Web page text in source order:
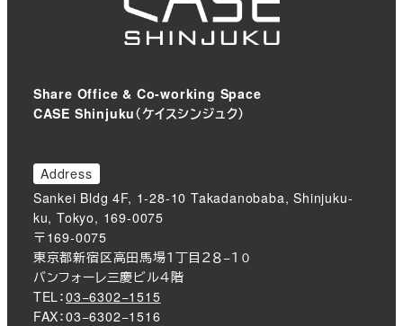
Share Office & Co-working Space
CASE Shinjuku（ケイスシンジュク）
Address
Sankei Bldg 4F, 1-28-10 Takadanobaba, Shinjuku-
ku, Tokyo, 169-0075
〒169-0075
東京都新宿区高田馬場１丁目２８−１０
バンフォーレ三慶ビル４階
TEL：03−6302−1515
FAX：03−6302−1516